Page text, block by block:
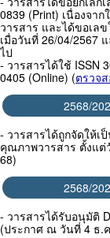
0839 (Print) เนื่องจา
วารสาร และได้ขอเล
เมื่อวันที่ 26/04/2567
ไป
- วารสารได้ใช้ ISSN
0405 (Online) (ตรวจ
2568/
- วารสารได้ถูกจัดให้เ
คุณภาพวารสาร ตั้งแต่
68)
2568/
- วารสารได้รับอนุมัติ
(ประกาศ ณ วันที่ 4 ธ.